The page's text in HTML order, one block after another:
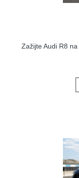
Zažijte Audi R8